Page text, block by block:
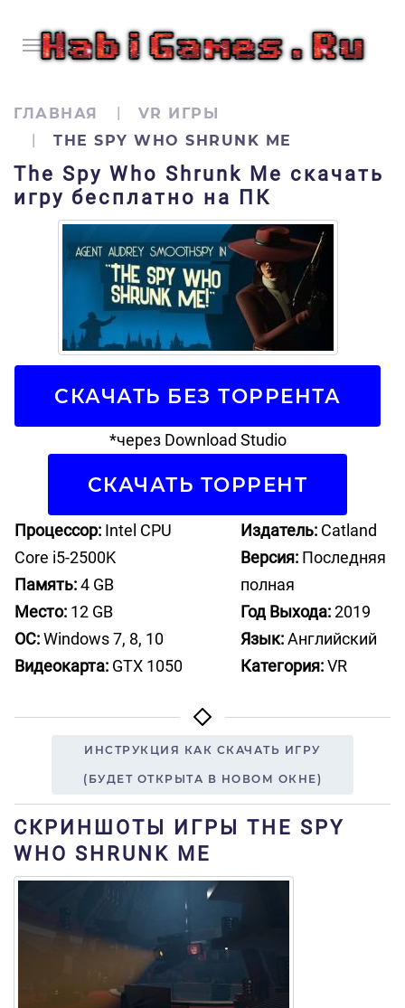
ГЛАВНАЯ
VR ИГРЫ
THE SPY WHO SHRUNK ME
The Spy Who Shrunk Me скачать
игру бесплатно на ПК
СКАЧАТЬ БЕЗ ТОРРЕНТА
*через Download Studio
СКАЧАТЬ ТОРРЕНТ
Процессор: Intel CPU
Core i5-2500K
Память:4 GB
Место: 12 GB
ОС:Windows 7, 8, 10
Видеокарта: GTX 1050
Издатель: Catland
Версия: Последняя
полная
Год Выхода:2019
Язык:Английский
Категория:VR
ИНСТРУКЦИЯ КАК СКАЧАТЬ ИГРУ
(БУДЕТ ОТКРЫТА В НОВОМ ОКНЕ)
СКРИНШОТЫ ИГРЫ THE SPY
WHO SHRUNK ME